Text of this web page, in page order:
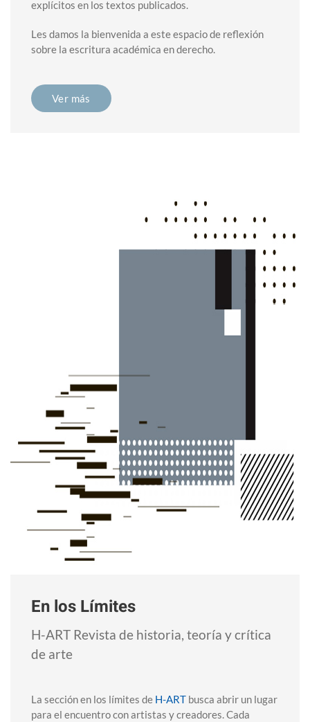
explícitos en los textos publicados.
Les damos la bienvenida a este espacio de reflexión
sobre la escritura académica en derecho.
Ver más
En los Límites
H-ART Revista de historia, teoría y crítica
de arte
La sección en los límites de H-ART busca abrir un lugar
para el encuentro con artistas y creadores. Cada